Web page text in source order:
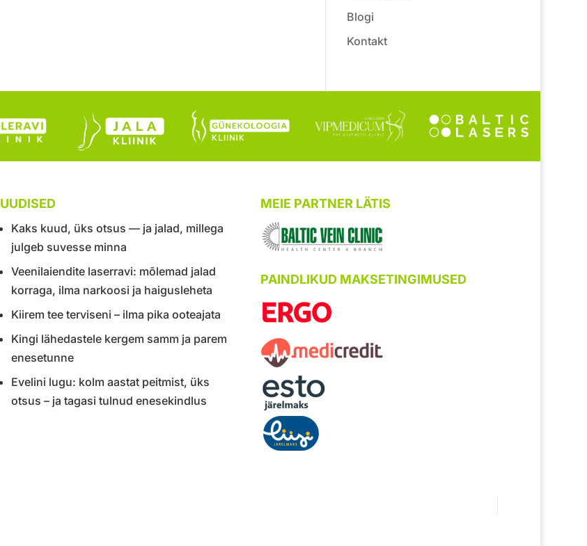
Blogi
Kontakt
UUDISED
Kaks kuud, üks otsus — ja jalad, millega
julgeb suvesse minna
Veenilaiendite laserravi: mõlemad jalad
korraga, ilma narkoosi ja haigusleheta
Kiirem tee terviseni – ilma pika ooteajata
Kingi lähedastele kergem samm ja parem
enesetunne
Evelini lugu: kolm aastat peitmist, üks
otsus – ja tagasi tulnud enesekindlus
MEIE PARTNER LÄTIS
PAINDLIKUD MAKSETINGIMUSED